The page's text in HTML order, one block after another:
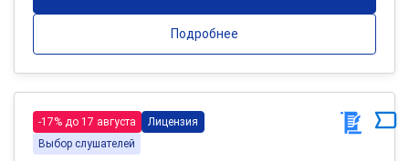
Подробнее
-17% до 17 августа
Лицензия
Выбор слушателей